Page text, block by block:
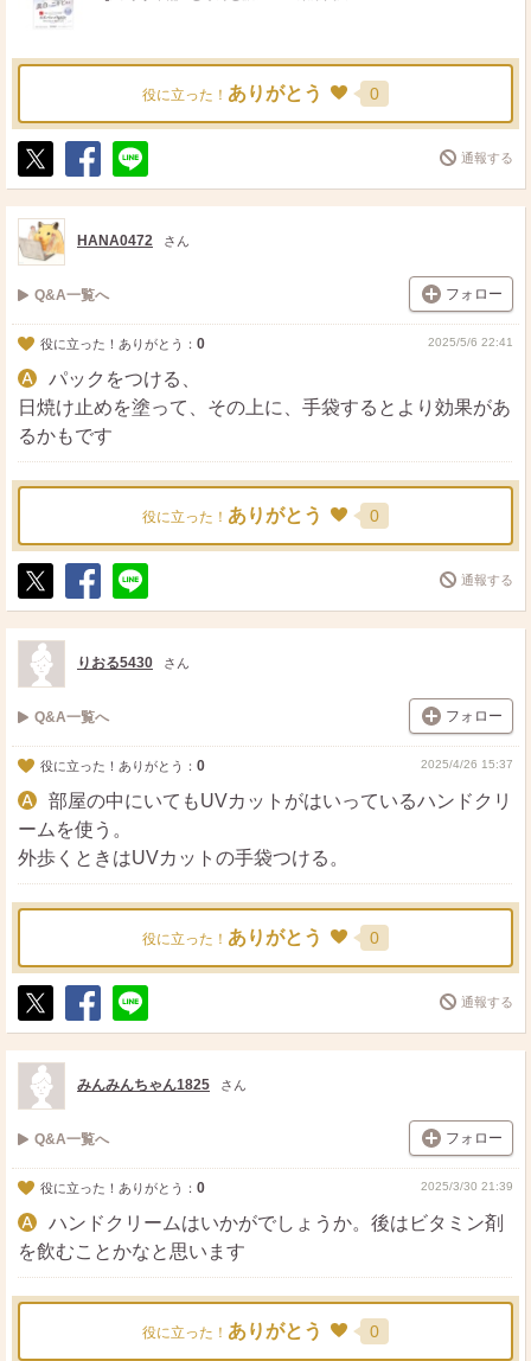
役に立った！ ありがとう 0
ポ
ス
ト
シ
ェ
送
る
通報する
HANA0472 さん
Q&A一覧へ フォロー
役に立った！ありがとう： 0 2025/5/6 22:41
パックをつける、
日焼け止めを塗って、その上に、手袋するとより効果があ
るかもです
役に立った！ ありがとう 0
ポ
ス
ト
シ
ェ
送
る
通報する
りおる5430 さん
Q&A一覧へ フォロー
役に立った！ありがとう： 0 2025/4/26 15:37
部屋の中にいてもUVカットがはいっているハンドクリ
ームを使う。
外歩くときはUVカットの手袋つける。
役に立った！ ありがとう 0
ポ
ス
ト
シ
ェ
送
る
通報する
みんみんちゃん1825 さん
Q&A一覧へ フォロー
役に立った！ありがとう： 0 2025/3/30 21:39
ハンドクリームはいかがでしょうか。後はビタミン剤
を飲むことかなと思います
役に立った！ ありがとう 0